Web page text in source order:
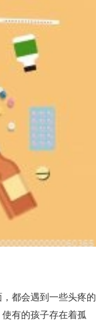
都会遇到一些头疼的
有的孩子存在着孤